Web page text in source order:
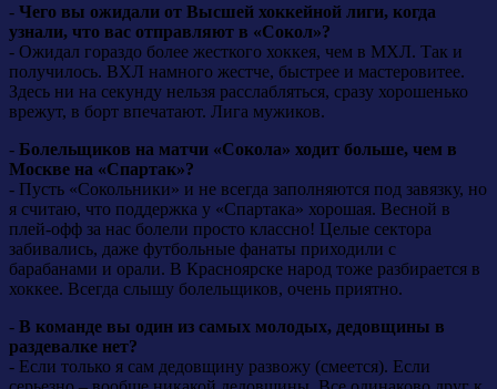
- Чего вы ожидали от Высшей хоккейной лиги, когда
узнали, что вас отправляют в «Сокол»?
- Ожидал гораздо более жесткого хоккея, чем в МХЛ. Так и
получилось. ВХЛ намного жестче, быстрее и мастеровитее.
Здесь ни на секунду нельзя расслабляться, сразу хорошенько
врежут, в борт впечатают. Лига мужиков.
- Болельщиков на матчи «Сокола» ходит больше, чем в
Москве на «Спартак»?
- Пусть «Сокольники» и не всегда заполняются под завязку, но
я считаю, что поддержка у «Спартака» хорошая. Весной в
плей-офф за нас болели просто классно! Целые сектора
забивались, даже футбольные фанаты приходили с
барабанами и орали. В Красноярске народ тоже разбирается в
хоккее. Всегда слышу болельщиков, очень приятно.
- В команде вы один из самых молодых, дедовщины в
раздевалке нет?
- Если только я сам дедовщину развожу (смеется). Если